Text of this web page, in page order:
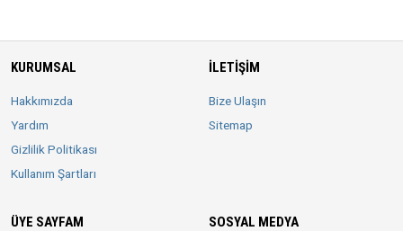
KURUMSAL
Hakkımızda
Yardım
Gizlilik Politikası
Kullanım Şartları
İLETIŞIM
Bize Ulaşın
Sitemap
ÜYE SAYFAM SOSYAL MEDYA